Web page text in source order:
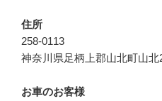
住所
258-0113
神奈川県足柄上郡山北町山北
お車のお客様